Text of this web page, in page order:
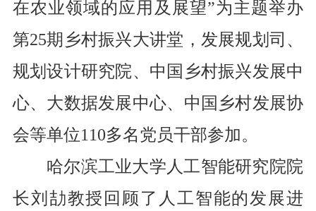
在农业领域的应用及展望”为主题举办
第25期乡村振兴大讲堂，发展规划司、
规划设计研究院、中国乡村振兴发展中
心、大数据发展中心、 中国乡村发展协
会等单位1 10多名党员干部参加。
哈尔滨工业大学人工智能研究院院
长刘劼教授回顾了人工智能的发展进